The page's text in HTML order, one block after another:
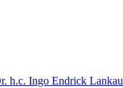
h.c. Ingo Endrick Lankau